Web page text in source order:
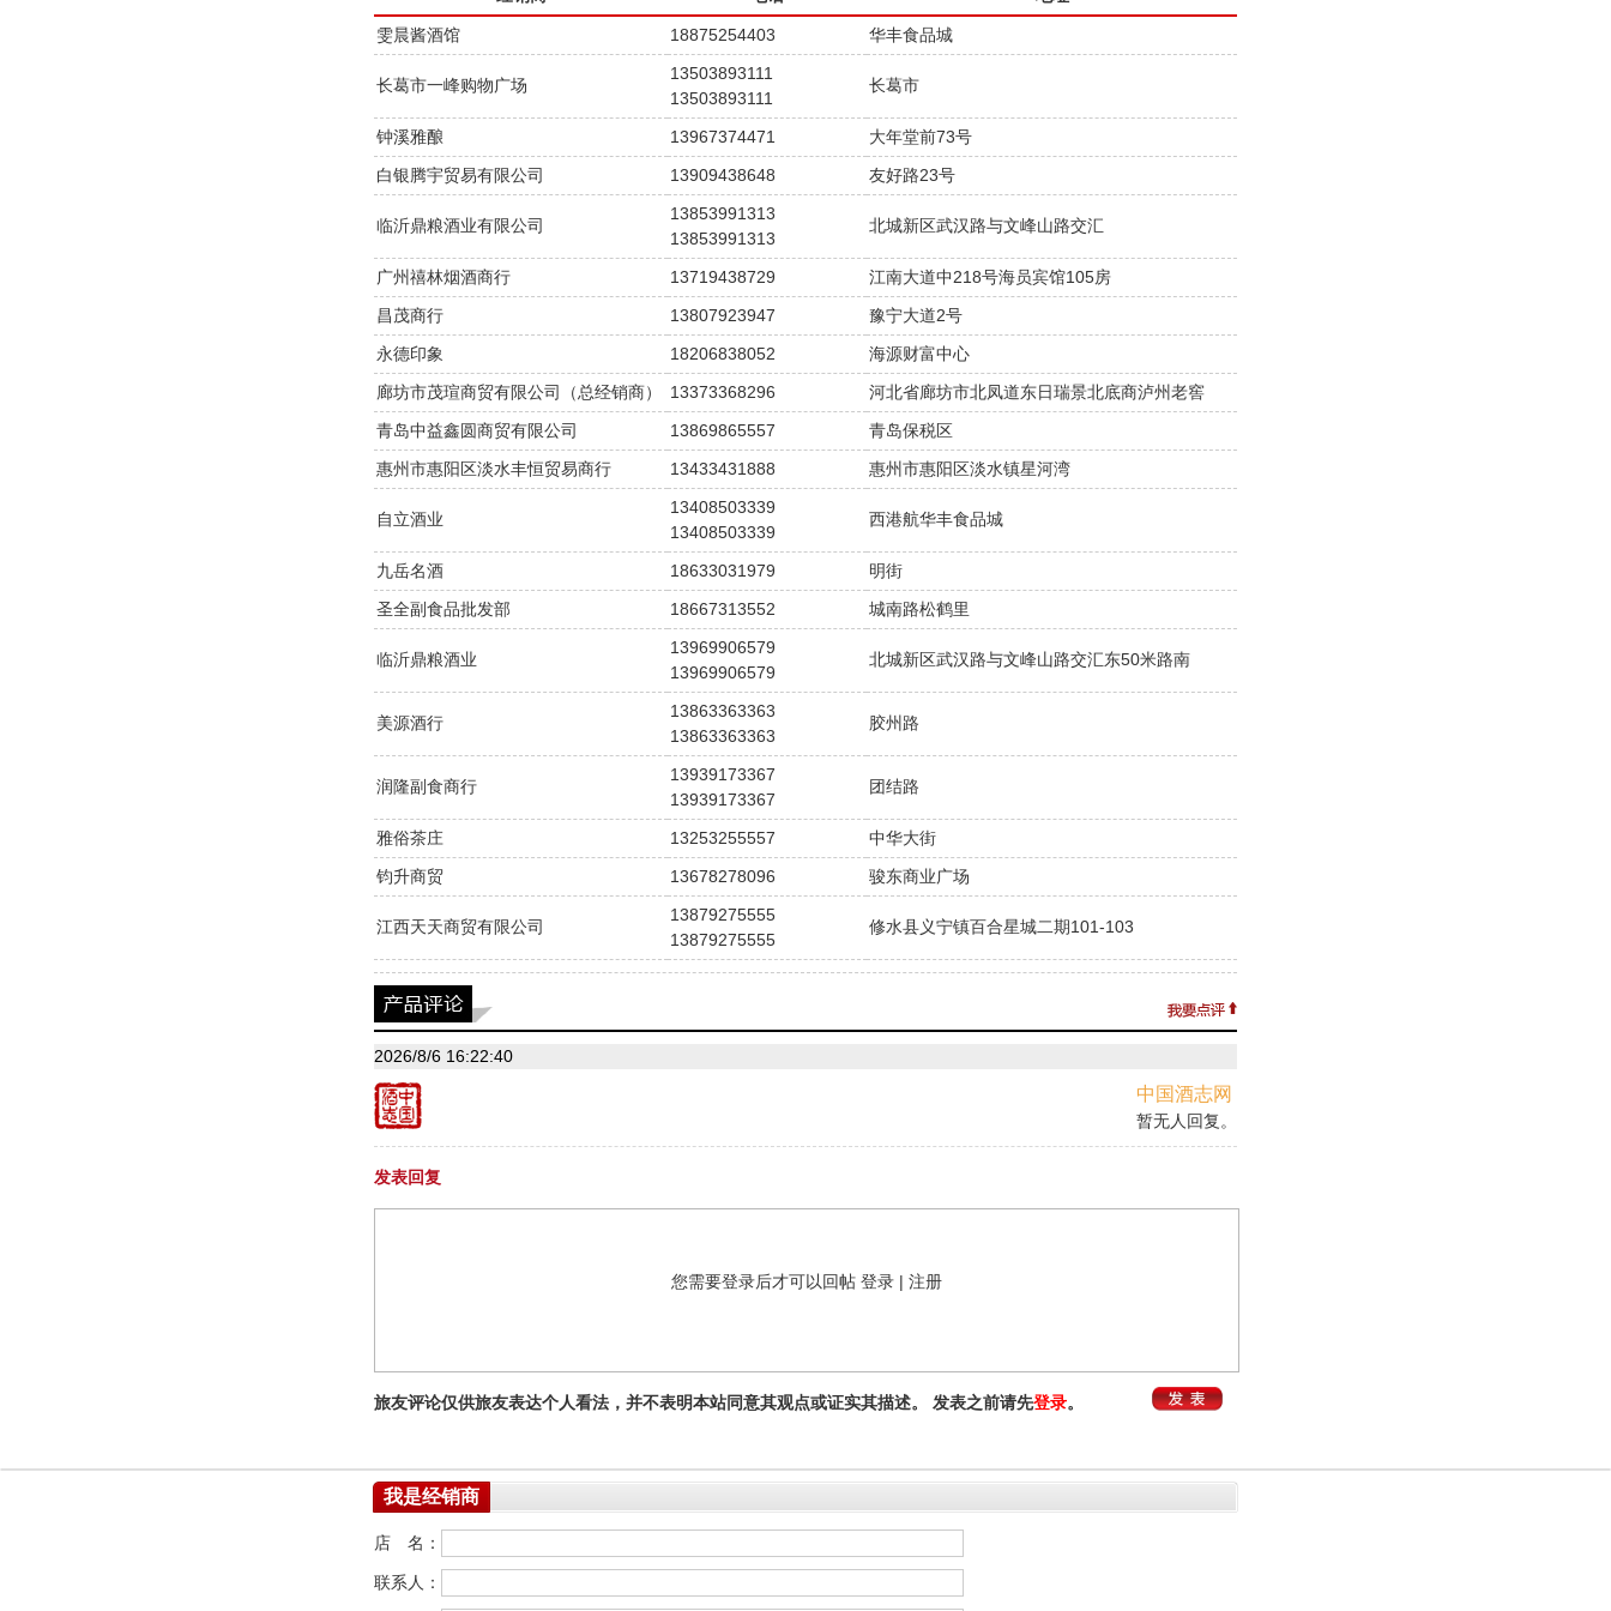
雯晨酱酒馆 18875254403 华丰食品城
长葛市一峰购物广场
13503893111
13503893111
长葛市
钟溪雅酿 13967374471
大年堂前73号
白银腾宇贸易有限公司
13909438648 友好路23号
临沂鼎粮酒业有限公司
13853991313
13853991313
北城新区武汉路与文峰山路交汇
广州禧林烟酒商行 13719438729
江南大道中218号海员宾馆105房
昌茂商行
13807923947
豫宁大道2号
永德印象
18206838052
海源财富中心
廊坊市茂瑄商贸有限公司（总经销商）
13373368296
河北省廊坊市北凤道东日瑞景北底商泸州老窖
青岛中益鑫圆商贸有限公司
13869865557
青岛保税区
惠州市惠阳区淡水丰恒贸易商行
13433431888 惠州市惠阳区淡水镇星河湾
自立酒业
13408503339
13408503339
西港航华丰食品城
九岳名酒 18633031979
明街
圣全副食品批发部
18667313552 城南路松鹤里
临沂鼎粮酒业
13969906579
13969906579
北城新区武汉路与文峰山路交汇东50米路南
美源酒行
13863363363
13863363363
胶州路
润隆副食商行
13939173367
13939173367
团结路
雅俗茶庄 13253255557
中华大街
钧升商贸
13678278096 骏东商业广场
江西天天商贸有限公司
13879275555
13879275555
修水县义宁镇百合星城二期101-103
2026/8/6 16:22:40
中国酒志网
暂无人回复。
发表回复
您需要登录后才可以回帖 登录 | 注册
旅友评论仅供旅友表达个人看法，并不表明本站同意其观点或证实其描述。 发表之前请先登录。
我是经销商
店 名：
联系人：